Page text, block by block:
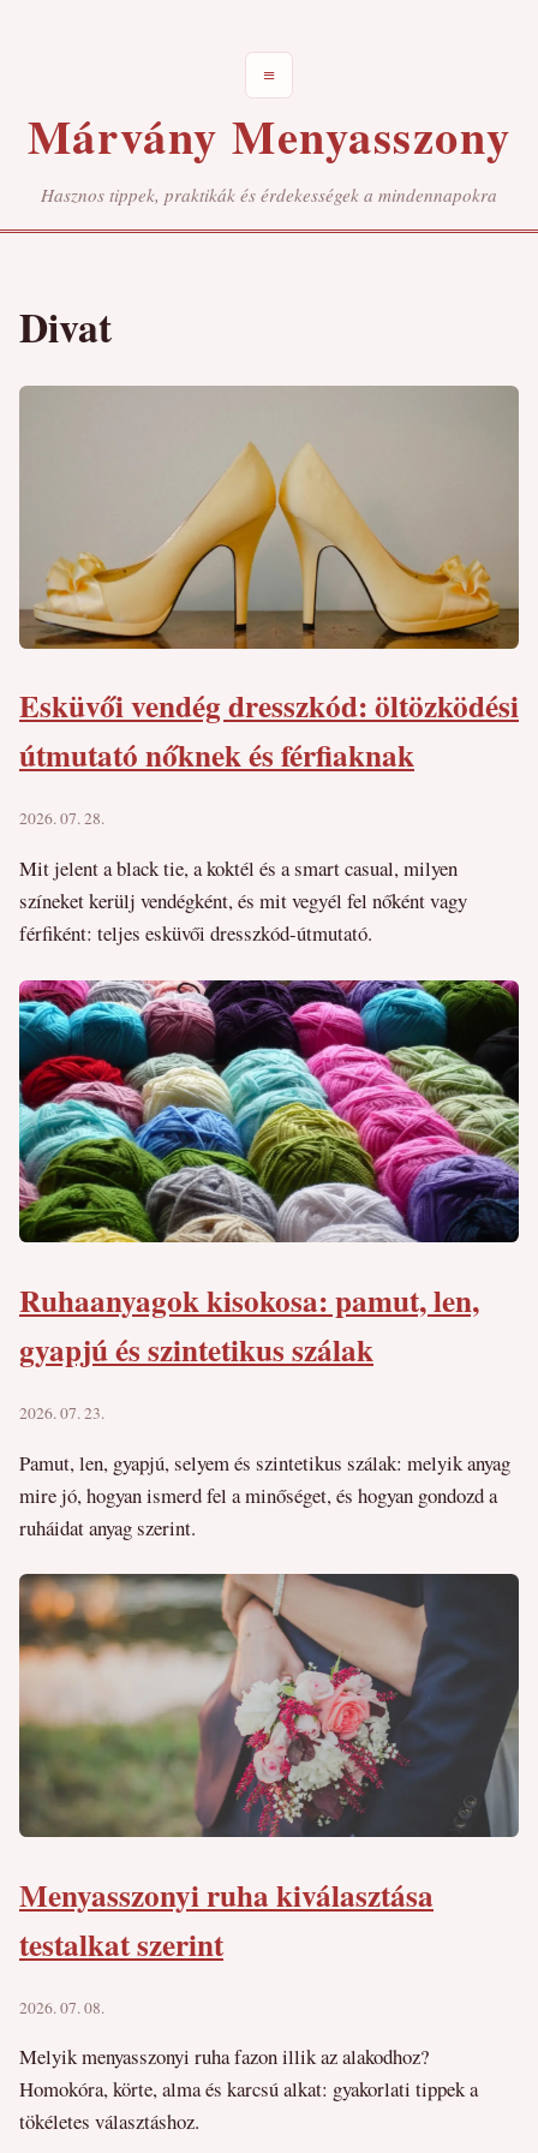
≡
Márvány Menyasszony
Hasznos tippek, praktikák és érdekességek a mindennapokra
Divat
Esküvői vendég dresszkód: öltözködési
útmutató nőknek és férfiaknak
2026. 07. 28.
Mit jelent a black tie, a koktél és a smart casual, milyen
színeket kerülj vendégként, és mit vegyél fel nőként vagy
férfiként: teljes esküvői dresszkód-útmutató.
Ruhaanyagok kisokosa: pamut, len,
gyapjú és szintetikus szálak
2026. 07. 23.
Pamut, len, gyapjú, selyem és szintetikus szálak: melyik anyag
mire jó, hogyan ismerd fel a minőséget, és hogyan gondozd a
ruháidat anyag szerint.
Menyasszonyi ruha kiválasztása
testalkat szerint
2026. 07. 08.
Melyik menyasszonyi ruha fazon illik az alakodhoz?
Homokóra, körte, alma és karcsú alkat: gyakorlati tippek a
tökéletes választáshoz.